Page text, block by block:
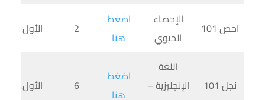
احص 101
الإحصاء
الحيوي
اضغط
هنا
2 الأول
نجل 101
اللغة
الإنجليزية –
اضغط
هنا
6 الأول